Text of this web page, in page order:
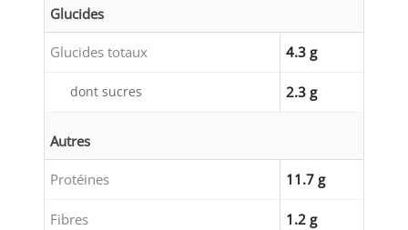
Glucides
Glucides totaux 4.3 g
dont sucres 2.3 g
Autres
Protéines 11.7 g
Fibres 1.2 g